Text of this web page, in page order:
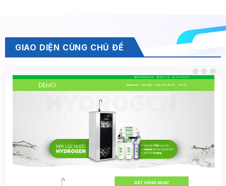
GIAO DIỆN CÙNG CHỦ ĐỀ